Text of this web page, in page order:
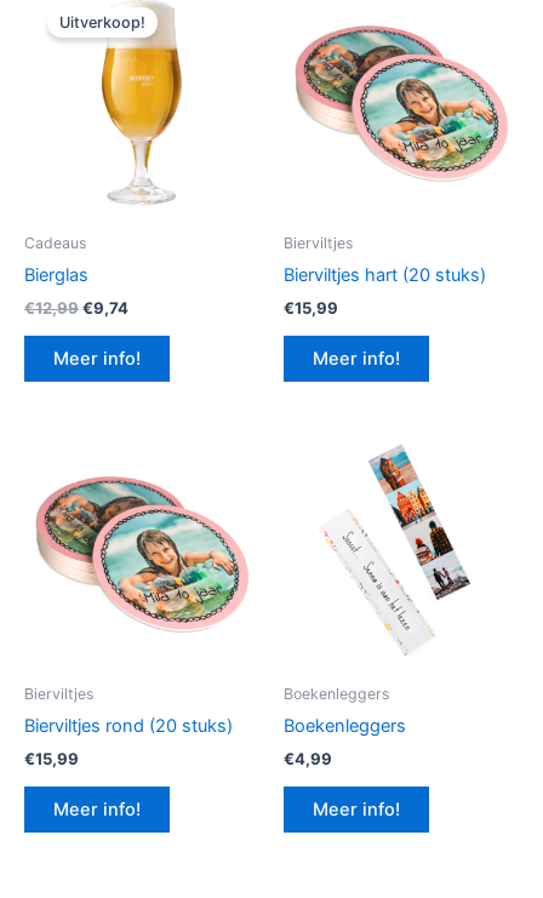
Uitverkoop!
Cadeaus
Bierglas
€12,99Oorspronkelijke
was:
€12,99.
€9,74Huidige
is:
€9,74.
Meer info!
Bierviltjes
Bierviltjes hart (20 stuks)
€15,99
Meer info!
Bierviltjes
Bierviltjes rond (20 stuks)
€15,99
Meer info!
Boekenleggers
Boekenleggers
€4,99
Meer info!